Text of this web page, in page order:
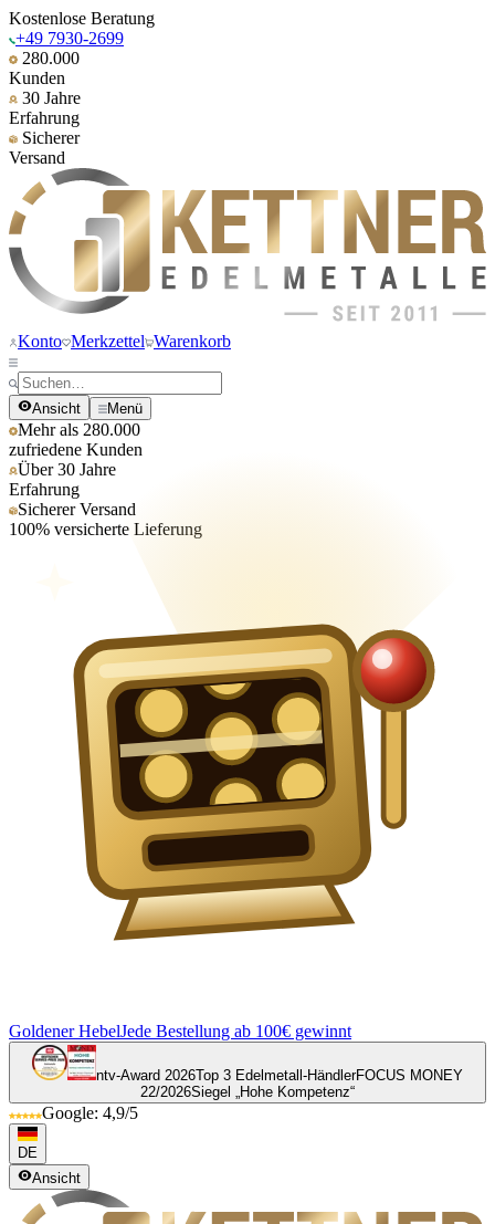
Kostenlose Beratung
+49 7930-2699
280.000
Kunden
30 Jahre
Erfahrung
Sicherer
Versand
Konto Merkzettel Warenkorb
Ansicht Menü
Mehr als 280.000
zufriedene Kunden
Über 30 Jahre
Erfahrung
Sicherer Versand
100% versicherte Lieferung
Goldener HebelJede Bestellung ab 100€ gewinnt
ntv-Award 2026Top 3 Edelmetall-HändlerFOCUS MONEY
22/2026Siegel „Hohe Kompetenz“
Google: 4,9/5
DE
Ansicht